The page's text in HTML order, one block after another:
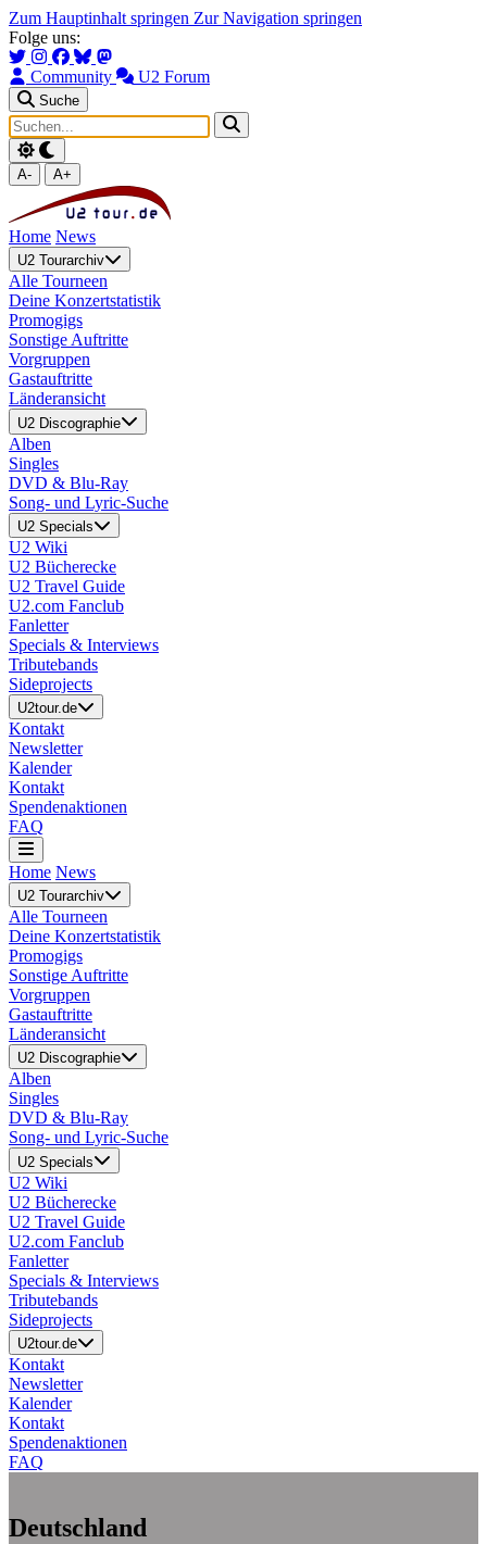
Zum Hauptinhalt springen Zur Navigation springen
Folge uns:
Community U2 Forum
Suche
A- A+
Home News
U2 Tourarchiv
Alle Tourneen
Deine Konzertstatistik
Promogigs
Sonstige Auftritte
Vorgruppen
Gastauftritte
Länderansicht
U2 Discographie
Alben
Singles
DVD & Blu-Ray
Song- und Lyric-Suche
U2 Specials
U2 Wiki
U2 Bücherecke
U2 Travel Guide
U2.com Fanclub
Fanletter
Specials & Interviews
Tributebands
Sideprojects
U2tour.de
Kontakt
Newsletter
Kalender
Kontakt
Spendenaktionen
FAQ
Home News
U2 Tourarchiv
Alle Tourneen
Deine Konzertstatistik
Promogigs
Sonstige Auftritte
Vorgruppen
Gastauftritte
Länderansicht
U2 Discographie
Alben
Singles
DVD & Blu-Ray
Song- und Lyric-Suche
U2 Specials
U2 Wiki
U2 Bücherecke
U2 Travel Guide
U2.com Fanclub
Fanletter
Specials & Interviews
Tributebands
Sideprojects
U2tour.de
Kontakt
Newsletter
Kalender
Kontakt
Spendenaktionen
FAQ
Deutschland